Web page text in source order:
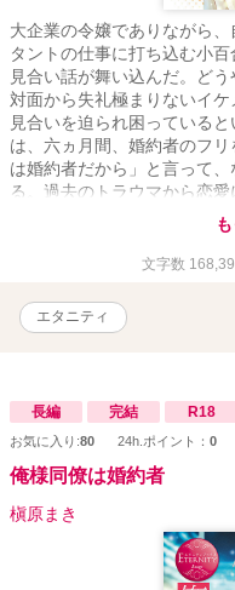
大企業の令嬢でありながら
タントの仕事に打ち込む小
見合い話が舞い込んだ。ど
対面から失礼極まりないイ
見合いを迫られ困っている
は、六ヵ月間、婚約者のフ
は婚約者だから」と言って
る。過去のトラウマから恋
けれど……？ 食えない紳士
文字数
エタニティ
長編 完結 R18
お気に入り:80 24h.ポイント： 0
俺様同僚は婚約者
槇原まき